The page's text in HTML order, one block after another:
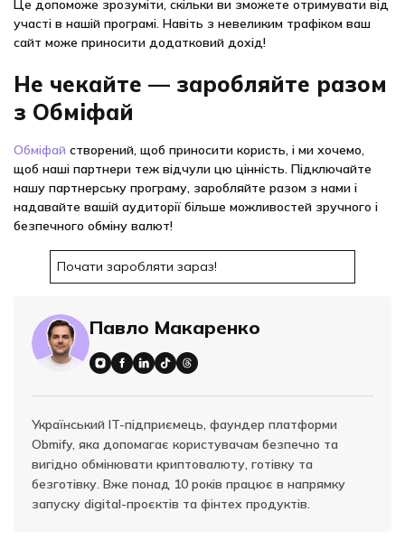
Це допоможе зрозуміти, скільки ви зможете отримувати від
участі в нашій програмі. Навіть з невеликим трафіком ваш
сайт може приносити додатковий дохід!
Не чекайте — заробляйте разом
з Обміфай
Обміфай створений, щоб приносити користь, і ми хочемо,
щоб наші партнери теж відчули цю цінність. Підключайте
нашу партнерську програму, заробляйте разом з нами і
надавайте вашій аудиторії більше можливостей зручного і
безпечного обміну валют!
Почати заробляти зараз!
Павло Макаренко
Український IT-підприємець, фаундер платформи
Obmify, яка допомагає користувачам безпечно та
вигідно обмінювати криптовалюту, готівку та
безготівку. Вже понад 10 років працює в напрямку
запуску digital-проєктів та фінтех продуктів.